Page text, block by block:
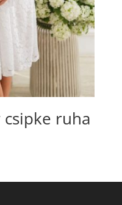
csipke ruha